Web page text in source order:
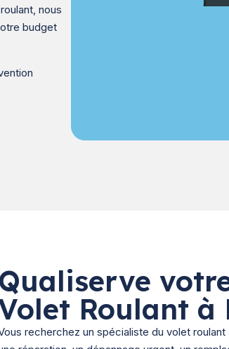
nous
budget
Qualiserve
Roulant à
recherchez un spécialiste du volet